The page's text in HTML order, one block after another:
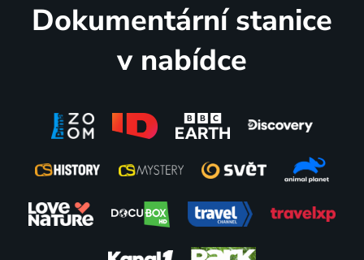
Dokumentární stanice
v nabídce